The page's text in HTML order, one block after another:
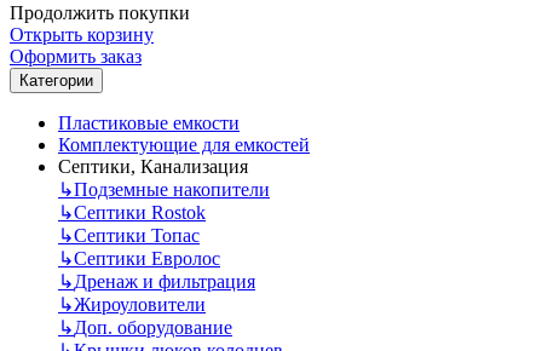
Продолжить покупки
Открыть корзину
Оформить заказ
Категории
Пластиковые емкости
Комплектующие для емкостей
Септики, Канализация
↳Подземные накопители
↳Септики Rostok
↳Септики Топас
↳Септики Евролос
↳Дренаж и фильтрация
↳Жироуловители
↳Доп. оборудование